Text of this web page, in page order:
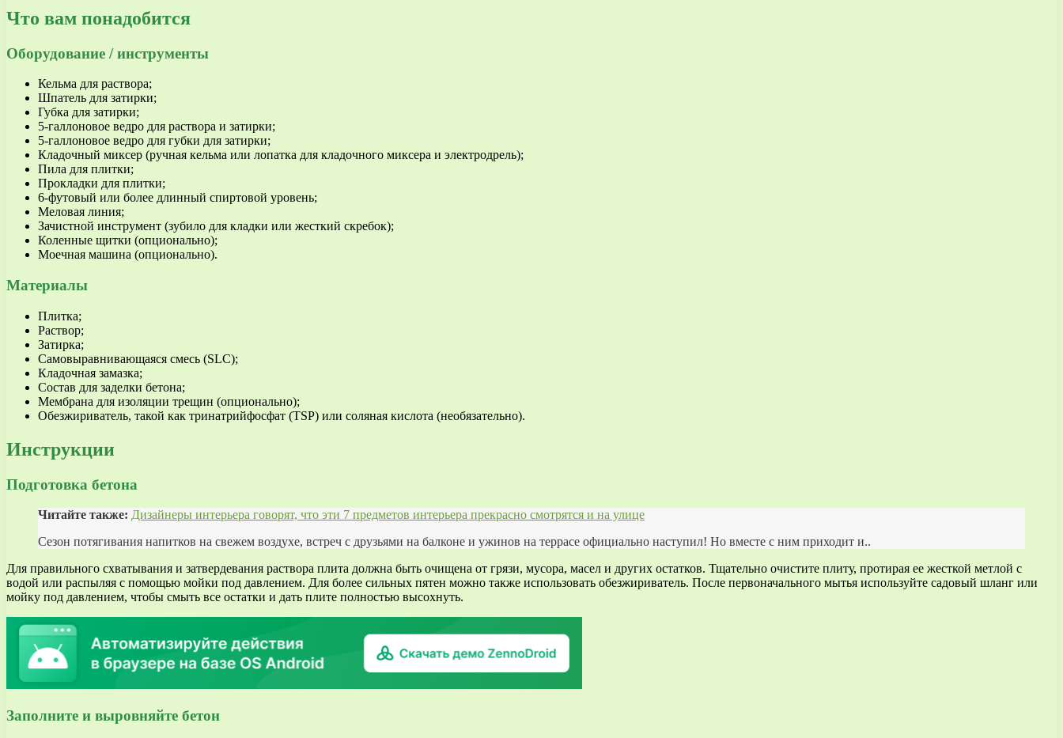
Что вам понадобится
Оборудование / инструменты
Кельма для раствора;
Шпатель для затирки;
Губка для затирки;
5-галлоновое ведро для раствора и затирки;
5-галлоновое ведро для губки для затирки;
Кладочный миксер (ручная кельма или лопатка для кладочного миксера и электродрель);
Пила для плитки;
Прокладки для плитки;
6-футовый или более длинный спиртовой уровень;
Меловая линия;
Зачистной инструмент (зубило для кладки или жесткий скребок);
Коленные щитки (опционально);
Моечная машина (опционально).
Материалы
Плитка;
Раствор;
Затирка;
Самовыравнивающаяся смесь (SLC);
Кладочная замазка;
Состав для заделки бетона;
Мембрана для изоляции трещин (опционально);
Обезжириватель, такой как тринатрийфосфат (TSP) или соляная кислота (необязательно).
Инструкции
Подготовка бетона
Читайте также: Дизайнеры интерьера говорят, что эти 7 предметов интерьера прекрасно смотрятся и на улице
Сезон потягивания напитков на свежем воздухе, встреч с друзьями на балконе и ужинов на террасе официально наступил! Но вместе с ним приходит и..
Для правильного схватывания и затвердевания раствора плита должна быть очищена от грязи, мусора, масел и других остатков. Тщательно очистите плиту, протирая ее жесткой метлой с
водой или распыляя с помощью мойки под давлением. Для более сильных пятен можно также использовать обезжириватель. После первоначального мытья используйте садовый шланг или
мойку под давлением, чтобы смыть все остатки и дать плите полностью высохнуть.
Заполните и выровняйте бетон